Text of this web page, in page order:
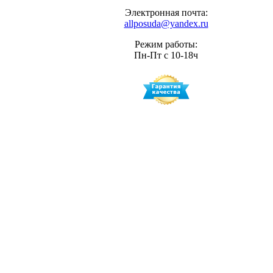
Электронная почта:
allposuda@yandex.ru
Режим работы:
Пн-Пт с 10-18ч